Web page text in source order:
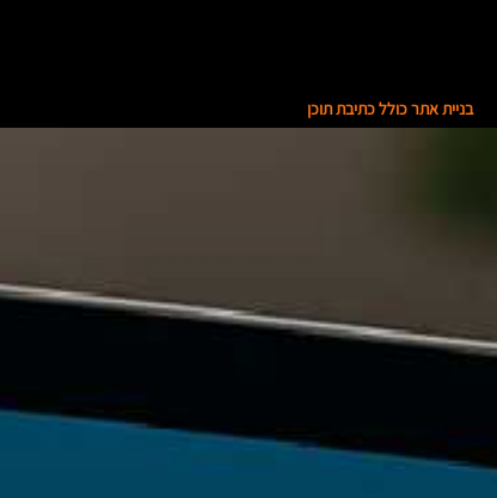
בניית אתר כולל כתיבת תוכן